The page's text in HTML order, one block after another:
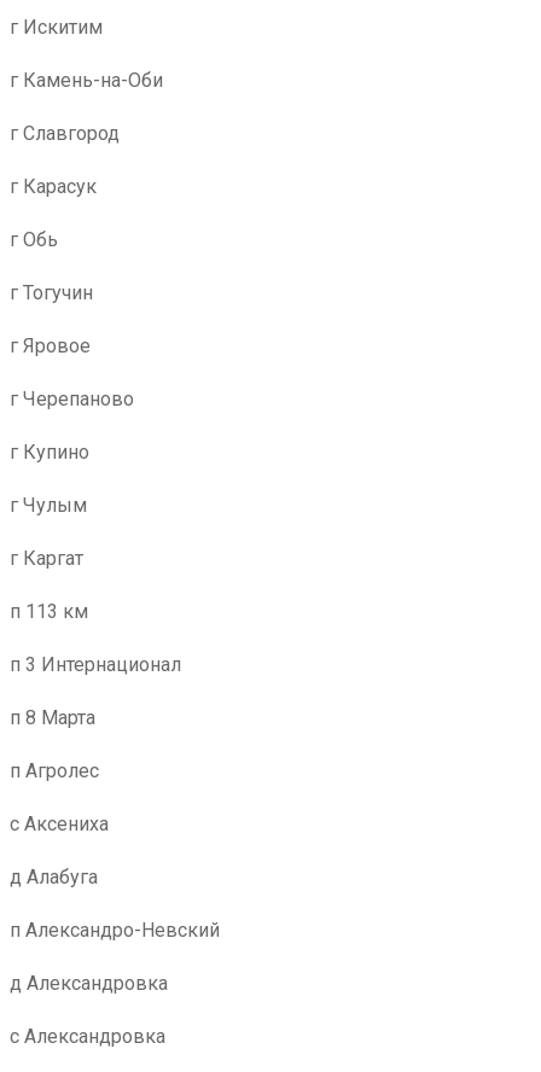
г Искитим
г Камень-на-Оби
г Славгород
г Карасук
г Обь
г Тогучин
г Яровое
г Черепаново
г Купино
г Чулым
г Каргат
п 113 км
п 3 Интернационал
п 8 Марта
п Агролес
с Аксениха
д Алабуга
п Александро-Невский
д Александровка
с Александровка